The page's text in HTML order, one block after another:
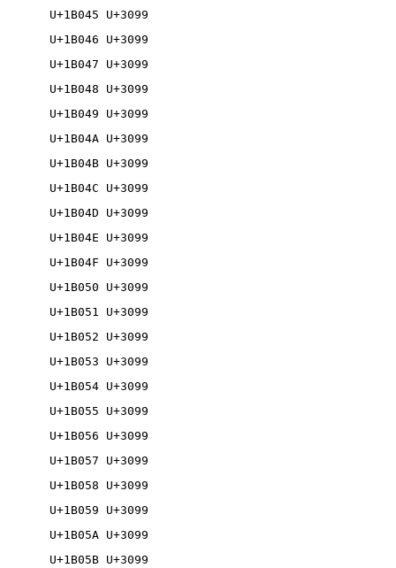
U+1B045 U+3099
U+1B046 U+3099
U+1B047 U+3099
U+1B048 U+3099
U+1B049 U+3099
U+1B04A U+3099
U+1B04B U+3099
U+1B04C U+3099
U+1B04D U+3099
U+1B04E U+3099
U+1B04F U+3099
U+1B050 U+3099
U+1B051 U+3099
U+1B052 U+3099
U+1B053 U+3099
U+1B054 U+3099
U+1B055 U+3099
U+1B056 U+3099
U+1B057 U+3099
U+1B058 U+3099
U+1B059 U+3099
U+1B05A U+3099
U+1B05B U+3099